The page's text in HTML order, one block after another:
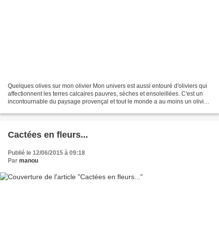
Quelques olives sur mon olivier Mon univers est aussi entouré d'oliviers qui
affectionnent les terres calcaires pauvres, sèches et ensoleillées. C'est un
incontournable du paysage provençal et tout le monde a au moins un olivier
Cactées en fleurs...
Publié le 12/06/2015 à 09:18
Par manou